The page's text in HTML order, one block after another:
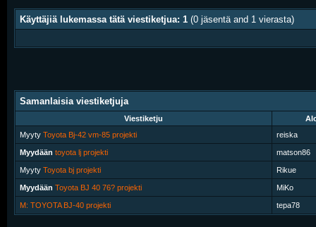
Käyttäjiä lukemassa tätä viestiketjua: 1 (0 jäsentä and 1 vierasta)
Samanlaisia viestiketjuja
Viestiketju
Myyty Toyota Bj-42 vm-85 projekti reiska
Myydään toyota lj projekti matson86
Myyty Toyota bj projekti Rikue
Myydään Toyota BJ 40 76? projekti MiKo
M: TOYOTA BJ-40 projekti tepa78